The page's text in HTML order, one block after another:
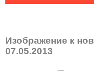
Изображение к
07.05.2013